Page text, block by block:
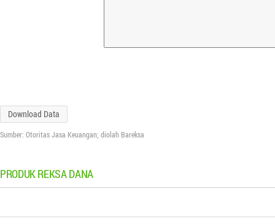
Download Data
Sumber: Otoritas Jasa Keuangan; diolah Bareksa
PRODUK REKSA DANA